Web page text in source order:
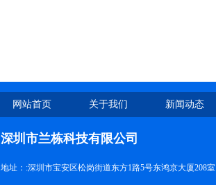
网站首页 关于我们 新闻动态
深圳市兰栋科技有限公司
地址：:深圳市宝安区松岗街道东方1路5号东鸿京大厦208室